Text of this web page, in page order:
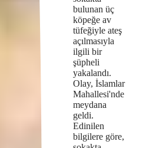
bulunan üç
köpeğe av
tüfeğiyle ateş
açılmasıyla
ilgili bir
şüpheli
yakalandı.
Olay, İslamlar
Mahallesi'nde
meydana
geldi.
Edinilen
bilgilere göre,